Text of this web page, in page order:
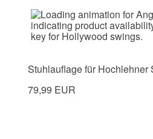
Stuhlauflage für Hochlehner
79,99 EUR